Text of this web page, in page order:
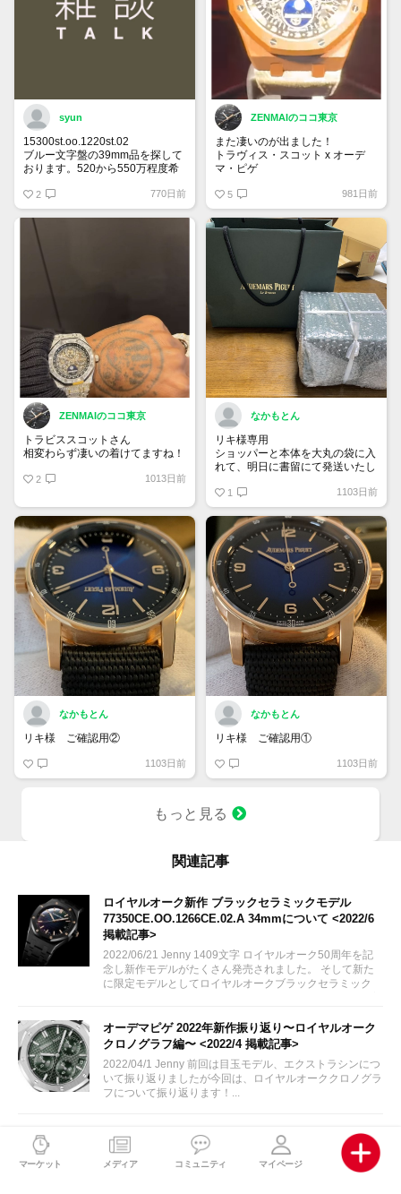
syun
15300st.oo.1220st.02
ブルー文字盤の39mm品を探して
おります。520から550万程度希
宜しくお願い申し上げます。
2 770日前
ZENMAIのココ東京
また凄いのが出ました！
トラヴィス・スコット x オーデ
マ・ピゲ
ロイヤルオーク パーペチュアル
カレンダー オープンワーク “カク
タス・ジャック” 限定200本
5 981日前
ZENMAIのココ東京
トラビススコットさん
相変わらず凄いの着けてますね！
2 1013日前
なかもとん
リキ様専用
ショッパーと本体を大丸の袋に入
れて、明日に書留にて発送いたし
宜しくお願い致します。
1 1103日前
なかもとん
リキ様 ご確認用②
1103日前
なかもとん
リキ様 ご確認用①
1103日前
もっと見る
関連記事
ロイヤルオーク新作 ブラックセラミックモデル
77350CE.OO.1266CE.02.A 34mmについて <2022/6
掲載記事>
2022/06/21 Jenny 1409文字 ロイヤルオーク50周年を記
念し新作モデルがたくさん発売されました。 そして新た
に限定モデルとしてロイヤルオークブラックセラミック
オーデマピゲ 2022年新作振り返り〜ロイヤルオーク
クロノグラフ編〜 <2022/4 掲載記事>
2022/04/1 Jenny 前回は目玉モデル、エクストラシンにつ
いて振り返りましたが今回は、ロイヤルオーククロノグラ
フについて振り返ります！...
オーデマピゲ 2022年新作モデル振り返り〜エクスト
ラシン編〜 <2022/3 掲載記事>
2022/03/25 Jenny 2022年はロイヤルオーク誕生50周年と
マーケット メディア コミュニティ マイページ